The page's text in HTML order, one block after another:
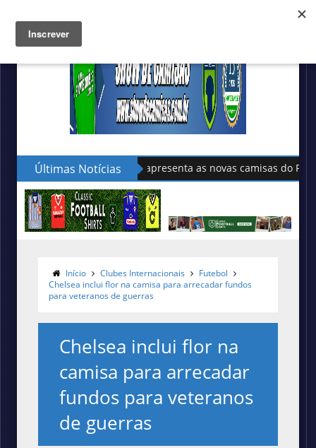
Últimas Notícias
Sudu apresenta as novas camisas do País de Gales
Início Clubes Internacionais
Futebol
Chelsea inclui flor na camisa para arrecadar fundos
para veteranos de guerras
Chelsea inclui flor na
camisa para arrecadar
fundos para veteranos
de guerras